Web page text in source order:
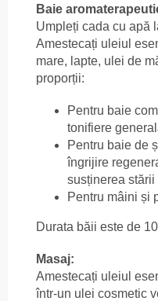
Baie
Umpleți cada cu apă
Amestecați uleiul
mare, lapte, ulei de
proporții:
Pentru baie
tonifiere
Pentru baie de
îngrijire
susținerea stării
Pentru mâini și
Durata băii este de
Masaj:
Amestecați uleiul
într-un ulei cosmetic